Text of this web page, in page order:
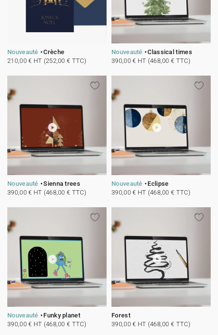
Nouveauté
Crèche
210,00 € HT (252,00 € TTC)
Nouveauté
Classical times
390,00 € HT (468,00 € TTC)
Nouveauté
Sienna trees
390,00 € HT (468,00 € TTC)
Nouveauté
Eclipse
390,00 € HT (468,00 € TTC)
Nouveauté
Funky planet
390,00 € HT (468,00 € TTC)
Forest
390,00 € HT (468,00 € TTC)